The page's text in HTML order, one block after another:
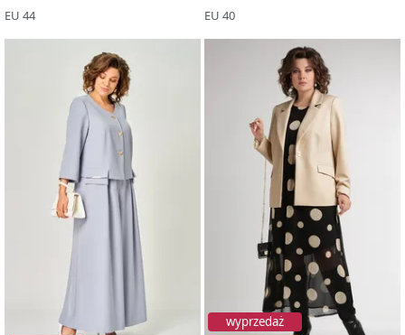
EU 44 EU 40
wyprzedaż